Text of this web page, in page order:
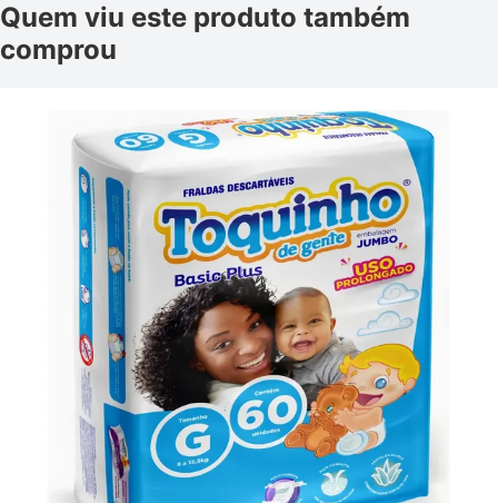
Quem viu este produto também
comprou